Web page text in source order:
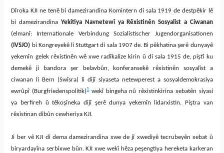
Dîroka KJI ne tenê bi damezirandina Komintern di sala 1919 de destpêkir lê
bi damezirandina YekitiyaNavnetewî ya Rêxistinên Sosyalist a Ciwanan
(elmanî: Internationale Verbindung Sozialistischer Jugendorganisationen
( IVSJO) bi Kongreyekê li Stuttgart di sala 1907 de. Bi pêkhatina şerê dunyayê
yekemîn gelek rêxistinên wê xwe radîkalize kirin û di sala 1915 de, piştî ku
demekê ji bandora şer belavbûn, konferansekê rêxistinên sosyalîst a
ciwanan li Bern (Swîsra) li dijî siyaseta netewperest a sosyaldemokrasiya
ewrûpî (Burgfriedenspolitik)1wekî bingeha nû rêxistinkirina xebatên siyasi
ya berfireh û têkoşîneka dijî şerê dunya yekemîn lidarxistin. Piştra van
rêxistinan dibûn cewheriya KJI.
Ji ber vê KJI di dema damezirandina xwe de jî xwediyê tecrubeyên xebat û
biryardayîna serbixwe bûn. KJI xwe wekî hêza peşengtiya hereketa karkeran